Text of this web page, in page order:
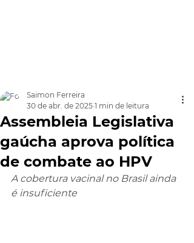
Assembleia Legislativa
gaúcha aprova política
de combate ao HPV
Saimon Ferreira
30 de abr. de 2025 1 min de leitura
A cobertura vacinal no Brasil ainda
é insuficiente